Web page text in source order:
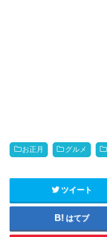
お正月 グルメ
ツイート
はてブ